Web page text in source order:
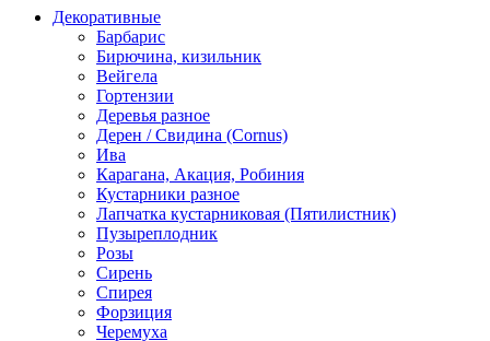
quantity
Декоративные
Барбарис
Бирючина, кизильник
Вейгела
Гортензии
Деревья разное
Дерен / Свидина (Cornus)
Ива
Карагана, Акация, Робиния
Кустарники разное
Лапчатка кустарниковая (Пятилистник)
Пузыреплодник
Розы
Сирень
Спирея
Форзиция
Черемуха